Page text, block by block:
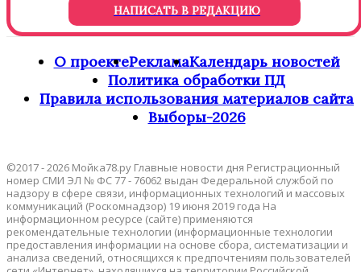
НАПИСАТЬ В РЕДАКЦИЮ
О проектеРекламаКалендарь новостей
Политика обработки ПД
Правила использования материалов сайта
Выборы-2026
©2017 - 2026 Мойка78.ру Главные новости дня Регистрационный
номер СМИ ЭЛ № ФС 77 - 76062 выдан Федеральной службой по
надзору в сфере связи, информационных технологий и массовых
коммуникаций (Роскомнадзор) 19 июня 2019 года На
информационном ресурсе (сайте) применяются
рекомендательные технологии (информационные технологии
предоставления информации на основе сбора, систематизации и
анализа сведений, относящихся к предпочтениям пользователей